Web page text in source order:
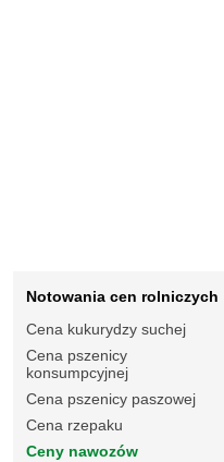
Notowania cen rolniczych
Cena kukurydzy suchej
Cena pszenicy
konsumpcyjnej
Cena pszenicy paszowej
Cena rzepaku
Ceny nawozów